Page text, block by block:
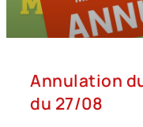
Annulation
du 27/08